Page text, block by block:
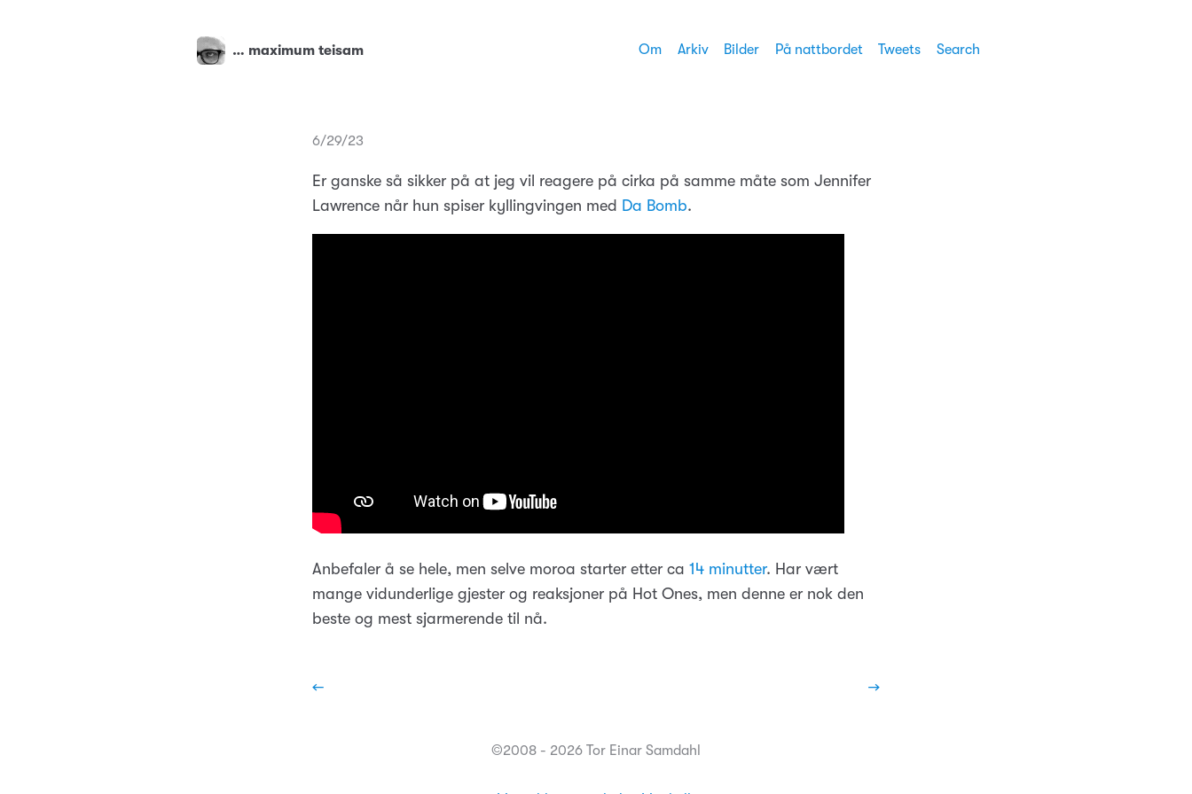
… maximum teisam Om Arkiv Bilder På nattbordet Tweets Search
6/29/23
Er ganske så sikker på at jeg vil reagere på cirka på samme måte som Jennifer
Lawrence når hun spiser kyllingvingen med Da Bomb.
Anbefaler å se hele, men selve moroa starter etter ca 14 minutter. Har vært
mange vidunderlige gjester og reaksjoner på Hot Ones, men denne er nok den
beste og mest sjarmerende til nå.
← →
©2008 - 2026 Tor Einar Samdahl